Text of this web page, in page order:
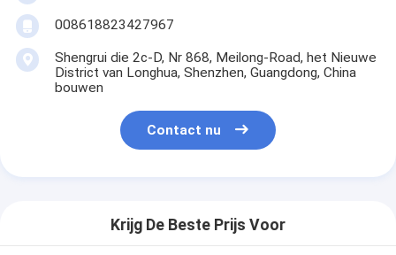
008618823427967
Shengrui die 2c-D, Nr 868, Meilong-Road, het Nieuwe
District van Longhua, Shenzhen, Guangdong, China
bouwen
Contact nu
Krijg De Beste Prijs Voor